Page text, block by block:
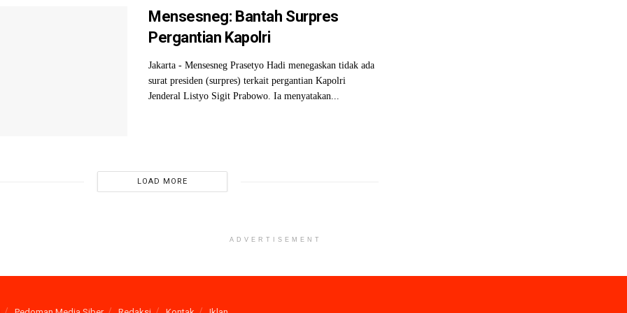
Mensesneg: Bantah Surpres
Pergantian Kapolri
Jakarta - Mensesneg Prasetyo Hadi menegaskan tidak ada
surat presiden (surpres) terkait pergantian Kapolri
Jenderal Listyo Sigit Prabowo. Ia menyatakan...
LOAD MORE
ADVERTISEMENT